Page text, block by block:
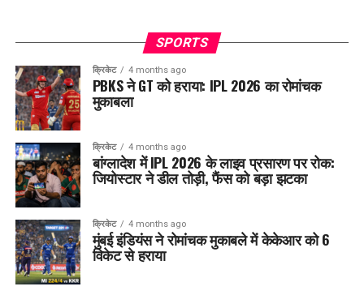
SPORTS
क्रिकेट 4 months ago
PBKS ने GT को हराया: IPL 2026 का रोमांचक
मुकाबला
क्रिकेट 4 months ago
बांग्लादेश में IPL 2026 के लाइव प्रसारण पर रोक:
जियोस्टार ने डील तोड़ी, फैंस को बड़ा झटका
क्रिकेट 4 months ago
मुंबई इंडियंस ने रोमांचक मुकाबले में केकेआर को 6
विकेट से हराया